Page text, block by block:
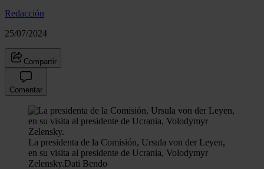
Redacción
25/07/2024
Compartir
Comentar
La presidenta de la Comisión, Ursula von der Leyen,
en su visita al presidente de Ucrania, Volodymyr
Zelensky.Dati Bendo